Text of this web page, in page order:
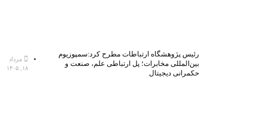
رئیس پژوهشگاه ارتباطات مطرح کرد:سمپوزیوم
بین‌المللی مخابرات؛ پل ارتباطی علم، صنعت و
حکمرانی دیجیتال
مرداد
۱۸, ۱۴۰۵